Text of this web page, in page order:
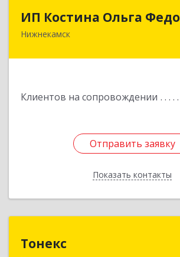
ИП Костина Ольга
Нижнекамск
Клиентов на сопровождении
Отправить заявку
Показать контакты
Отправить заявку
Назад
Тонекс